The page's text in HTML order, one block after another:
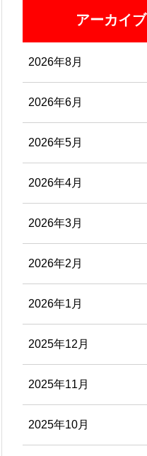
アーカイブ
2026年8月
2026年6月
2026年5月
2026年4月
2026年3月
2026年2月
2026年1月
2025年12月
2025年11月
2025年10月